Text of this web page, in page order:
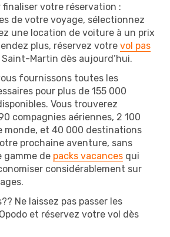
finaliser votre réservation :
de votre voyage, sélectionnez
une location de voiture à un prix
plus, réservez votre vol pas
Martin dès aujourd’hui.
fournissons toutes les
pour plus de 155 000
Vous trouverez
compagnies aériennes, 2 100
monde, et 40 000 destinations
prochaine aventure, sans
gamme de packs vacances qui
considérablement sur
Ne laissez pas passer les
et réservez votre vol dès